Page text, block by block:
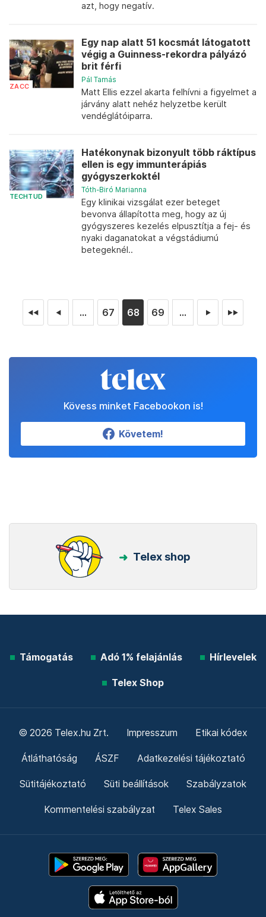
azt, hogy negatív.
ZACC
Egy nap alatt 51 kocsmát látogatott
végig a Guinness-rekordra pályázó
brit férfi
Pál Tamás
Matt Ellis ezzel akarta felhívni a figyelmet a
járvány alatt nehéz helyzetbe került
vendéglátóiparra.
TECHTUD
Hatékonynak bizonyult több ráktípus
ellen is egy immunterápiás
gyógyszerkoktél
Tóth-Biró Marianna
Egy klinikai vizsgálat ezer beteget
bevonva állapította meg, hogy az új
gyógyszeres kezelés elpusztítja a fej- és
nyaki daganatokat a végstádiumú
betegeknél..
◄◄ ◄ ... 67 68 69 ... ► ►►
Kövess minket Facebookon is!
Követem!
Telex shop
Támogatás Adó 1% felajánlás Hírlevelek
Telex Shop
© 2026 Telex.hu Zrt. Impresszum Etikai kódex
Átláthatóság ÁSZF Adatkezelési tájékoztató
Sütitájékoztató Süti beállítások Szabályzatok
Kommentelési szabályzat Telex Sales